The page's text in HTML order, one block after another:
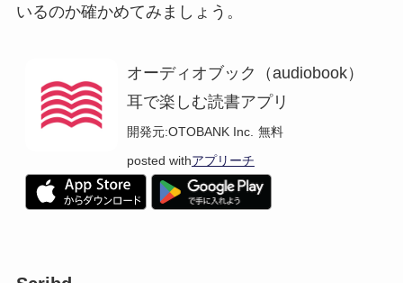
いるのか確かめてみましょう。
オーディオブック（audiobook）
耳で楽しむ読書アプリ
開発元:OTOBANK Inc. 無料
posted withアプリーチ